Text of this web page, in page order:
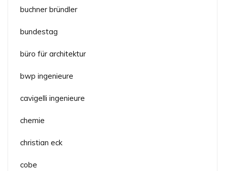
buchner bründler
bundestag
büro für architektur
bwp ingenieure
cavigelli ingenieure
chemie
christian eck
cobe